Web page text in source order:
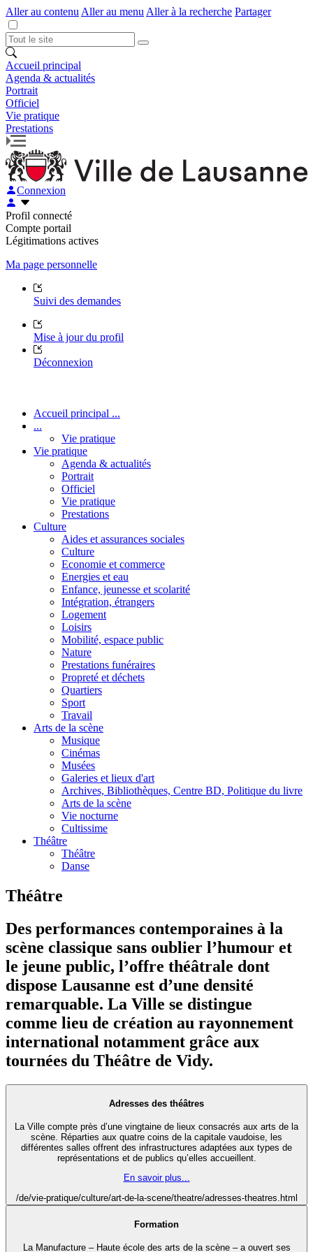
Aller au contenu Aller au menu Aller à la recherche Partager
Accueil principal
Agenda & actualités
Portrait
Officiel
Vie pratique
Prestations
Connexion
Profil connecté
Compte portail
Légitimations actives
Ma page personnelle
Suivi des demandes
Mise à jour du profil
Déconnexion
Accueil principal ...
...
Vie pratique
Vie pratique
Agenda & actualités
Portrait
Officiel
Vie pratique
Prestations
Culture
Aides et assurances sociales
Culture
Economie et commerce
Energies et eau
Enfance, jeunesse et scolarité
Intégration, étrangers
Logement
Loisirs
Mobilité, espace public
Nature
Prestations funéraires
Propreté et déchets
Quartiers
Sport
Travail
Arts de la scène
Musique
Cinémas
Musées
Galeries et lieux d'art
Archives, Bibliothèques, Centre BD, Politique du livre
Arts de la scène
Vie nocturne
Cultissime
Théâtre
Théâtre
Danse
Théâtre
Des performances contemporaines à la
scène classique sans oublier l’humour et
le jeune public, l’offre théâtrale dont
dispose Lausanne est d’une densité
remarquable. La Ville se distingue
comme lieu de création au rayonnement
international notamment grâce aux
tournées du Théâtre de Vidy.
Adresses des théâtres
La Ville compte près d’une vingtaine de lieux consacrés aux arts de la
scène. Réparties aux quatre coins de la capitale vaudoise, les
différentes salles offrent des infrastructures adaptées aux types de
représentations et de publics qu’elles accueillent.
En savoir plus...
/de/vie-pratique/culture/art-de-la-scene/theatre/adresses-theatres.html
Formation
La Manufacture – Haute école des arts de la scène – a ouvert ses